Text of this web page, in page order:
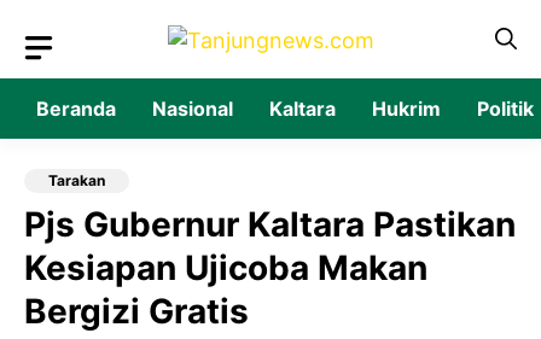
isi
Beranda Nasional Kaltara Hukrim Politik
Tarakan
Pjs Gubernur Kaltara Pastikan
Kesiapan Ujicoba Makan
Bergizi Gratis